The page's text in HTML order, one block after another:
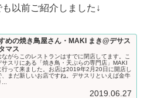
以前ご紹介しました↓
めの焼き鳥屋さん・MAKI まき@デサス
マス
がらこのレストランはすでに閉店してます。こ
サスリにある「焼き鳥・天ぷらの専門店」MAKI
行って来ました。お店は2019年2月20日に開店し
、まだ新しいお店ですね。デサスリといえば金牛
...
2019.06.27